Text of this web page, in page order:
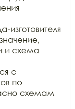
изготовителя
и схема
с
по
схемам